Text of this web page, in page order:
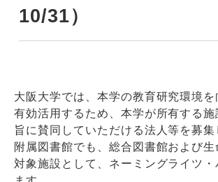
図書館について
Webサービス
10/31）
大阪大学では、本学の教育研究環境
有効活用するため、本学が所有する
旨に賛同していただける法人等を募集
附属図書館でも、総合図書館および
対象施設として、ネーミングライツ